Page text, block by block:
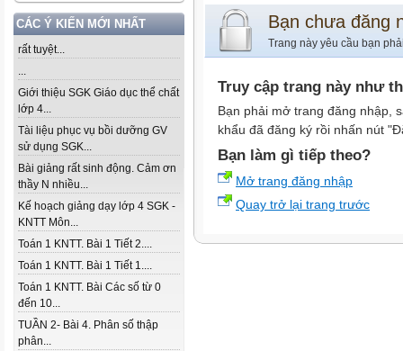
CÁC Ý KIẾN MỚI NHẤT
rất tuyệt...
...
Giới thiệu SGK Giáo dục thể chất
lớp 4...
Tài liệu phục vụ bồi dưỡng GV
sử dụng SGK...
Bài giảng rất sinh động. Cảm ơn
thầy N nhiều...
Kế hoạch giảng dạy lớp 4 SGK -
KNTT Môn...
Toán 1 KNTT. Bài 1 Tiết 2....
Toán 1 KNTT. Bài 1 Tiết 1....
Toán 1 KNTT. Bài Các số từ 0
đến 10...
TUẦN 2- Bài 4. Phân số thập
phân...
Bạn chưa đăng
Trang này yêu cầu bạn
Truy cập trang này như
Bạn phải mở trang đăng nhập,
khẩu đã đăng ký rồi nhấn nút
Bạn làm gì tiếp theo?
Mở trang đăng nhập
Quay trở lại trang trước